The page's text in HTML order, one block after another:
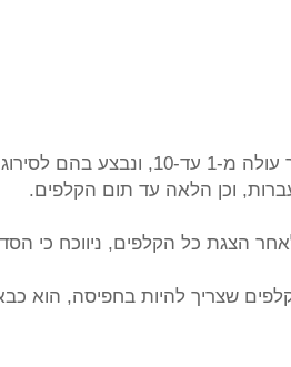
הצגה, שתי
וכן הלאה עד תום הקלפים.
הצגת כל הקלפים, ניווכח כי
שצריך להיות בחפיסה, הוא